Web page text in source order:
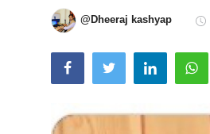
Technology
RSS-संघ
@Dheeraj kashyap